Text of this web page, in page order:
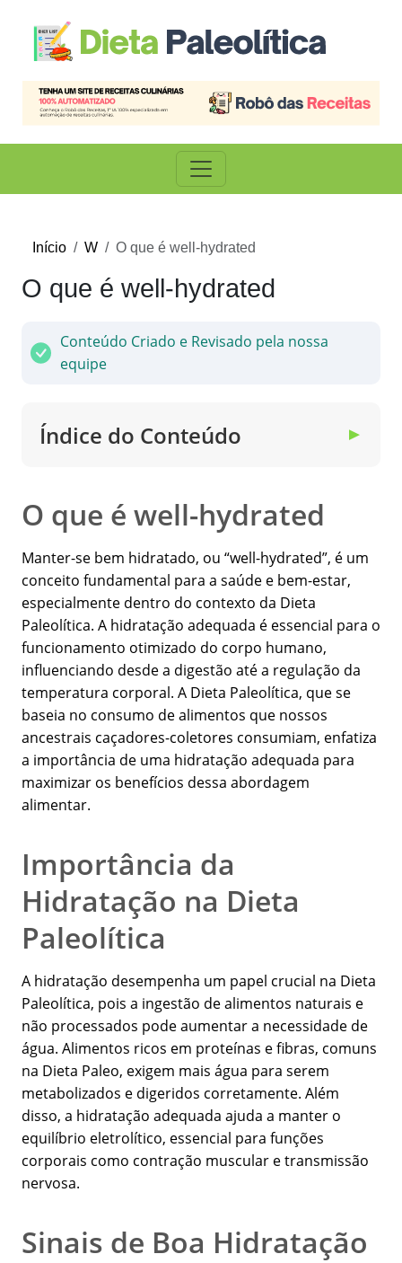
Início W O que é well-hydrated
O que é well-hydrated
Conteúdo Criado e Revisado pela nossa
equipe
Índice do Conteúdo ▼
O que é well-hydrated
Manter-se bem hidratado, ou “well-hydrated”, é um
conceito fundamental para a saúde e bem-estar,
especialmente dentro do contexto da Dieta
Paleolítica. A hidratação adequada é essencial para o
funcionamento otimizado do corpo humano,
influenciando desde a digestão até a regulação da
temperatura corporal. A Dieta Paleolítica, que se
baseia no consumo de alimentos que nossos
ancestrais caçadores-coletores consumiam, enfatiza
a importância de uma hidratação adequada para
maximizar os benefícios dessa abordagem
alimentar.
Importância da
Hidratação na Dieta
Paleolítica
A hidratação desempenha um papel crucial na Dieta
Paleolítica, pois a ingestão de alimentos naturais e
não processados pode aumentar a necessidade de
água. Alimentos ricos em proteínas e fibras, comuns
na Dieta Paleo, exigem mais água para serem
metabolizados e digeridos corretamente. Além
disso, a hidratação adequada ajuda a manter o
equilíbrio eletrolítico, essencial para funções
corporais como contração muscular e transmissão
nervosa.
Sinais de Boa Hidratação